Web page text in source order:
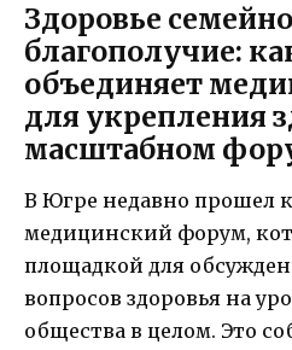
Здоровье
благополучие:
объединяет
для укрепления
масштабном
В Югре недавно прошел
медицинский форум,
площадкой для
вопросов здоровья на
общества в целом. Это